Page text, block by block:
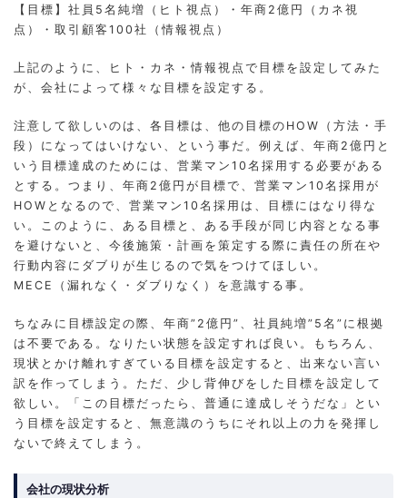
【目標】社員5名純増（ヒト視点）・年商2億円（カネ視
点）・取引顧客100社（情報視点）
上記のように、ヒト・カネ・情報視点で目標を設定してみた
が、会社によって様々な目標を設定する。
注意して欲しいのは、各目標は、他の目標のHOW（方法・手
段）になってはいけない、という事だ。例えば、年商2億円と
いう目標達成のためには、営業マン10名採用する必要がある
とする。つまり、年商2億円が目標で、営業マン10名採用が
HOWとなるので、営業マン10名採用は、目標にはなり得な
い。このように、ある目標と、ある手段が同じ内容となる事
を避けないと、今後施策・計画を策定する際に責任の所在や
行動内容にダブりが生じるので気をつけてほしい。
MECE（漏れなく・ダブりなく）を意識する事。
ちなみに目標設定の際、年商”2億円”、社員純増”5名”に根拠
は不要である。なりたい状態を設定すれば良い。もちろん、
現状とかけ離れすぎている目標を設定すると、出来ない言い
訳を作ってしまう。ただ、少し背伸びをした目標を設定して
欲しい。「この目標だったら、普通に達成しそうだな」とい
う目標を設定すると、無意識のうちにそれ以上の力を発揮し
ないで終えてしまう。
会社の現状分析